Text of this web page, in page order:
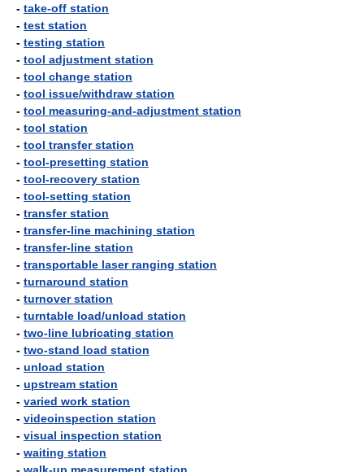
- take-off station
- test station
- testing station
- tool adjustment station
- tool change station
- tool issue/withdraw station
- tool measuring-and-adjustment station
- tool station
- tool transfer station
- tool-presetting station
- tool-recovery station
- tool-setting station
- transfer station
- transfer-line machining station
- transfer-line station
- transportable laser ranging station
- turnaround station
- turnover station
- turntable load/unload station
- two-line lubricating station
- two-stand load station
- unload station
- upstream station
- varied work station
- videoinspection station
- visual inspection station
- waiting station